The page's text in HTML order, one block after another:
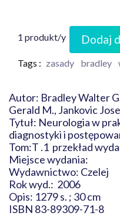
1 produkt/y Dodaj
Tags : zasady bradley
Autor: Bradley Walter
Gerald M., Jankovic
Tytuł: Neurologia w
diagnostyki i
Tom:T .1 przekład
Miejsce wydania:
Wydawnictwo: Czelej
Rok wyd.: 2006
Opis: 1279 s. ; 30 cm
ISBN 83-89309-71-8